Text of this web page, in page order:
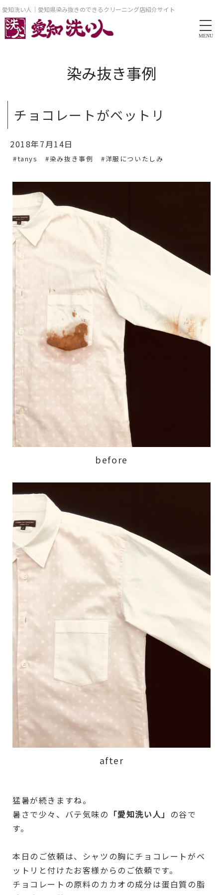
愛知洗い人｜愛知県染み抜きのできるクリーニング店紹介サイト
MENU
染み抜き事例
チョコレートがベットリ
2018年7月14日
#tanys #染み抜き事例 #洋服についたしみ
before
after
猛暑が続きますね。
暑さで少々、バテ気味の 「愛知洗い人」 の谷で
す。
本日のご依頼は、シャツの胸にチョコレートがベ
ットリと付けたお客様からのご依頼です。
チョコレートの原料のカカオの成分は蛋白質の脂